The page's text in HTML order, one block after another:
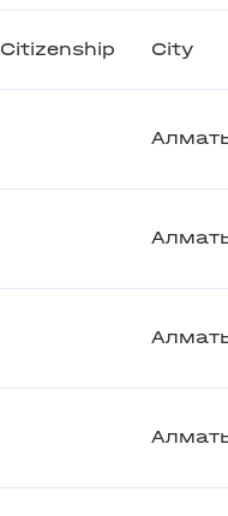
Citizenship City